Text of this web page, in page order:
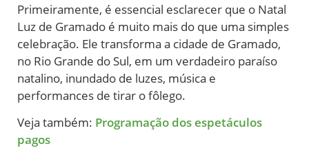
Primeiramente, é essencial esclarecer que o Natal
Luz de Gramado é muito mais do que uma simples
celebração. Ele transforma a cidade de Gramado,
no Rio Grande do Sul, em um verdadeiro paraíso
natalino, inundado de luzes, música e
performances de tirar o fôlego.
Veja também: Programação dos espetáculos
pagos